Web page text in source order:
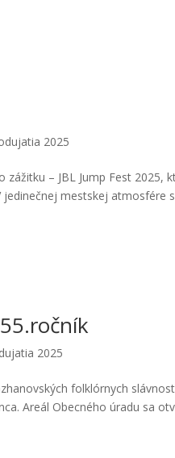
2025
– JBL Jump Fest 2025,
mestskej atmosfére
2025
folklórnych
Areál Obecného úradu sa